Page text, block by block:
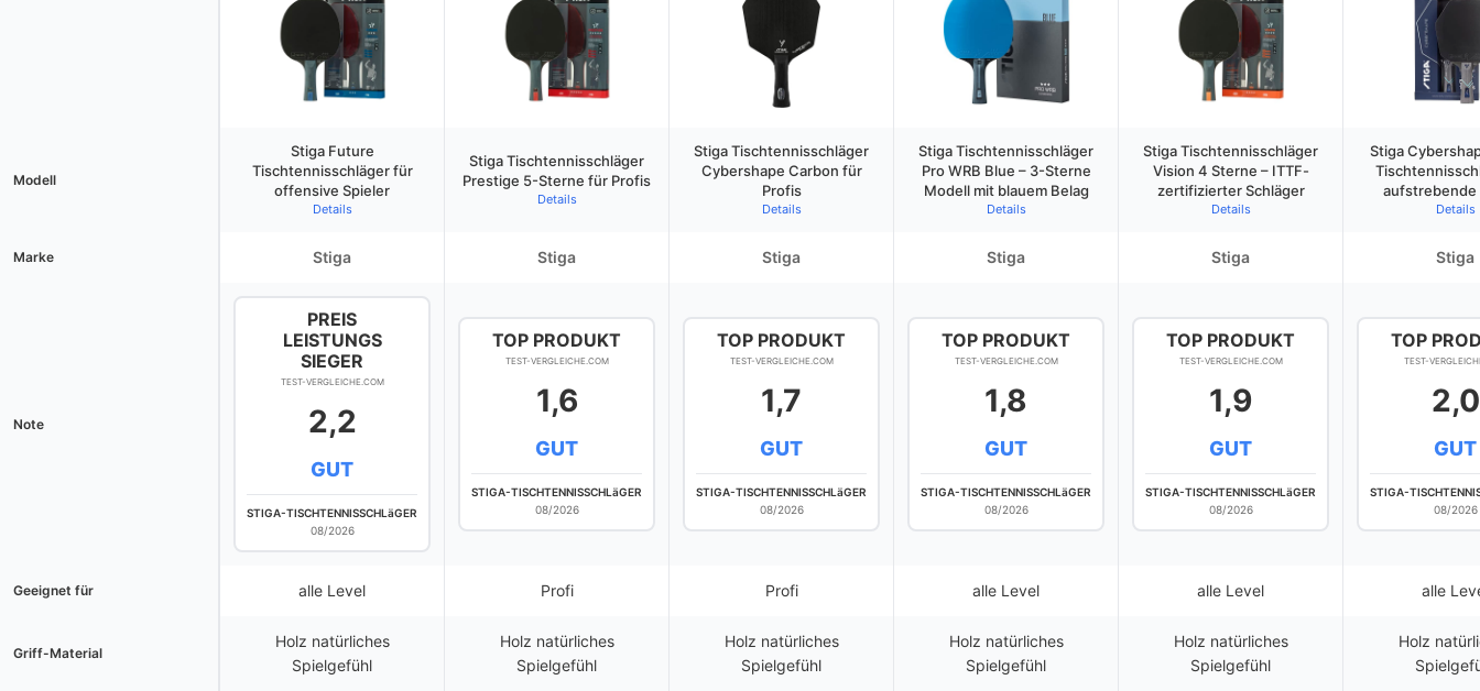
Modell
Stiga Future
Tischtennisschläger für
offensive Spieler
Details
Stiga Tischtennisschläger
Prestige 5-Sterne für Profis
Details
Stiga Tischtennisschläger
Cybershape Carbon für
Profis
Details
Stiga Tischtennisschläger
Pro WRB Blue – 3-Sterne
Modell mit blauem Belag
Details
Stiga Tischtennisschläger
Vision 4 Sterne – ITTF-
zertifizierter Schläger
Details
Stiga
aufstrebende
Details
Marke Stiga Stiga Stiga Stiga Stiga Stiga
Note
PREIS
LEISTUNGS
SIEGER
TEST-VERGLEICHE.COM
2,2
GUT
STIGA-TISCHTENNISSCHLäGER
08/2026
TOP PRODUKT
TEST-VERGLEICHE.COM
1,6
GUT
STIGA-TISCHTENNISSCHLäGER
08/2026
TOP PRODUKT
TEST-VERGLEICHE.COM
1,7
GUT
STIGA-TISCHTENNISSCHLäGER
08/2026
TOP PRODUKT
TEST-VERGLEICHE.COM
1,8
GUT
STIGA-TISCHTENNISSCHLäGER
08/2026
TOP PRODUKT
TEST-VERGLEICHE.COM
1,9
GUT
STIGA-TISCHTENNISSCHLäGER
08/2026
TOP
TEST-
2,0
GUT
STIGA-
08/2026
Geeignet für alle Level Profi Profi alle Level alle Level alle
Griff-Material
Holz natürliches
Spielgefühl
Holz natürliches
Spielgefühl
Holz natürliches
Spielgefühl
Holz natürliches
Spielgefühl
Holz natürliches
Spielgefühl
Holz